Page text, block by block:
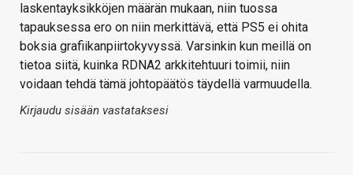
laskentayksikköjen määrän mukaan, niin tuossa
tapauksessa ero on niin merkittävä, että PS5 ei ohita
boksia grafiikanpiirtokyvyssä. Varsinkin kun meillä on
tietoa siitä, kuinka RDNA2 arkkitehtuuri toimii, niin
voidaan tehdä tämä johtopäätös täydellä varmuudella.
Kirjaudu sisään vastataksesi